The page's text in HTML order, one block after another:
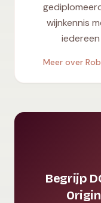
wijnkennis
Meer over
Begrijp